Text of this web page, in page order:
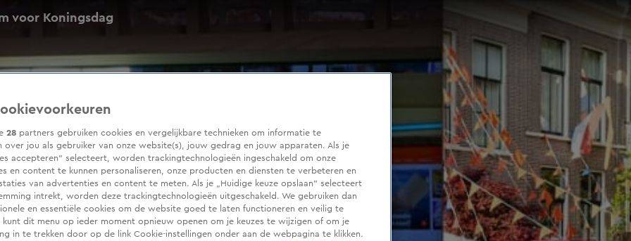
voor Koningsdag
28 partners gebruiken cookies en vergelijkbare technieken om informatie te
over jou als gebruiker van onze website(s), jouw gedrag en jouw apparaten. Als je
accepteren” selecteert, worden trackingtechnologieën ingeschakeld om onze
en content te kunnen personaliseren, onze producten en diensten te verbeteren en
van advertenties en content te meten. Als je „Huidige keuze opslaan” selecteert
intrekt, worden deze trackingtechnologieën uitgeschakeld. We gebruiken dan
en essentiële cookies om de website goed te laten functioneren en veilig te
kunt dit menu op ieder moment opnieuw openen om je keuzes te wijzigen of om je
in te trekken door op de link Cookie-instellingen onder aan de webpagina te klikken.